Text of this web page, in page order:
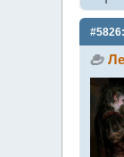
#5826: